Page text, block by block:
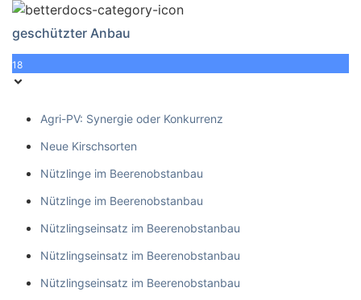
geschützter Anbau
18
Agri-PV: Synergie oder Konkurrenz
Neue Kirschsorten
Nützlinge im Beerenobstanbau
Nützlinge im Beerenobstanbau
Nützlingseinsatz im Beerenobstanbau
Nützlingseinsatz im Beerenobstanbau
Nützlingseinsatz im Beerenobstanbau